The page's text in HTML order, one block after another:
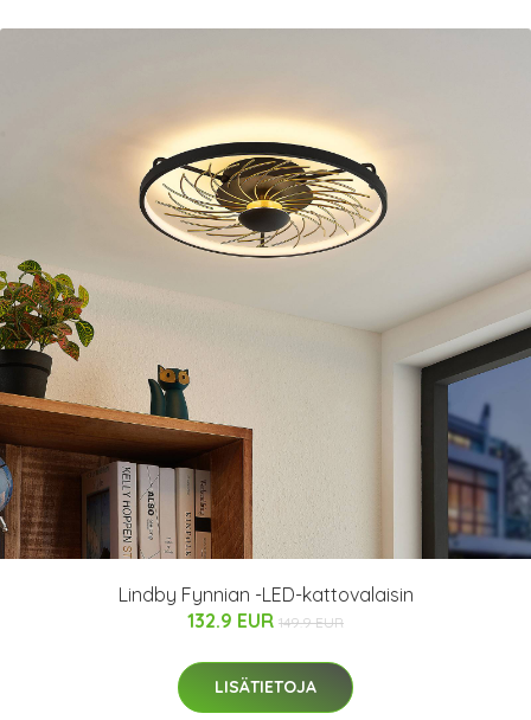
Lindby Fynnian -LED-kattovalaisin
132.9 EUR 149.9 EUR
LISÄTIETOJA